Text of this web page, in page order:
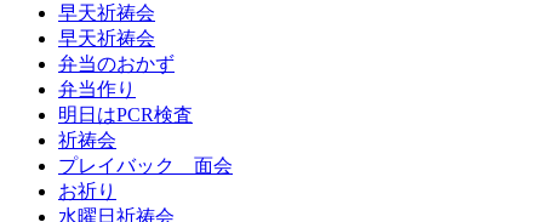
早天祈祷会
早天祈祷会
弁当のおかず
弁当作り
明日はPCR検査
祈祷会
プレイバック 面会
お祈り
水曜日祈祷会